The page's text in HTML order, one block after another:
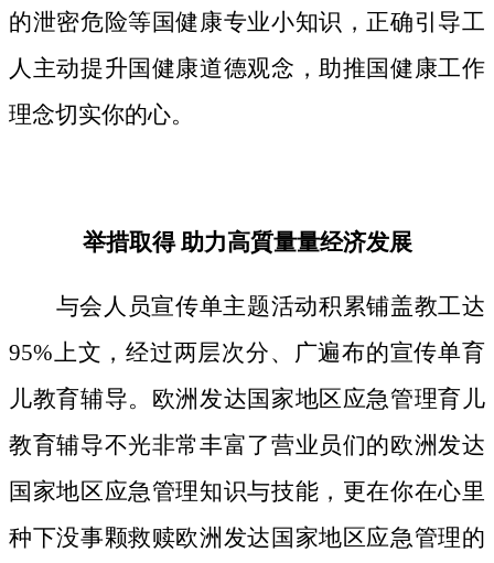
的泄密危险等国健康专业小知识，正确引导工
人主动提升国健康道德观念，助推国健康工作
理念切实你的心。
举措取得 助力高質量量经济发展
与会人员宣传单主题活动积累铺盖教工达
95%上文，经过两层次分、广遍布的宣传单育
儿教育辅导。欧洲发达国家地区应急管理育儿
教育辅导不光非常丰富了营业员们的欧洲发达
国家地区应急管理知识与技能，更在你在心里
种下没事颗救赎欧洲发达国家地区应急管理的